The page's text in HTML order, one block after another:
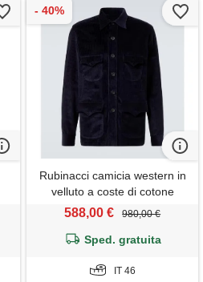
Rubinacci camicia western in
velluto a coste di cotone
588,00 € 980,00 €
Sped. gratuita
IT 46